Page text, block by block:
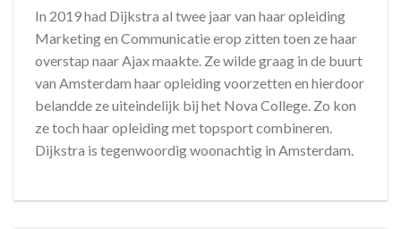
In 2019 had Dijkstra al twee jaar van haar opleiding
Marketing en Communicatie erop zitten toen ze haar
overstap naar Ajax maakte. Ze wilde graag in de buurt
van Amsterdam haar opleiding voorzetten en hierdoor
belandde ze uiteindelijk bij het Nova College. Zo kon
ze toch haar opleiding met topsport combineren.
Dijkstra is tegenwoordig woonachtig in Amsterdam.